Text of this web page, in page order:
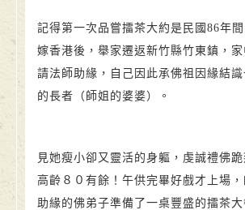
記得第一次品嘗擂茶大約是民國86年
嫁香港後，舉家遷返新竹縣竹東鎮，
請法師助緣，自己因此承佛祖因緣結
的長者（師姐的婆婆）。
見她瘦小卻又靈活的身軀，虔誠禮佛
高齡８０有餘！午供完畢好戲才上場
助緣的佛弟子準備了一桌豐盛的擂茶